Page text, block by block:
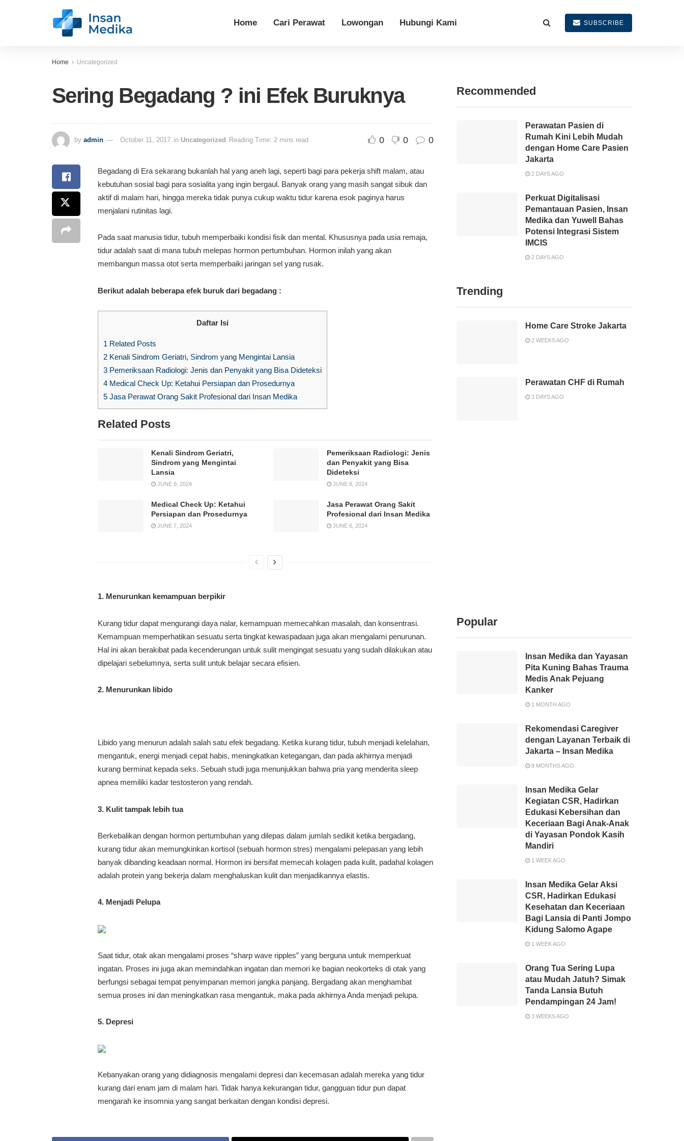
Home Cari Perawat Lowongan Hubungi Kami SUBSCRIBE
Home Uncategorized
Sering Begadang ? ini Efek Buruknya
by admin October 11, 2017 in Uncategorized Reading Time: 2 mins read 0 0 0
Begadang di Era sekarang bukanlah hal yang aneh lagi, seperti bagi para pekerja shift malam, atau
kebutuhan sosial bagi para sosialita yang ingin bergaul. Banyak orang yang masih sangat sibuk dan
aktif di malam hari, hingga mereka tidak punya cukup waktu tidur karena esok paginya harus
menjalani rutinitas lagi.
Pada saat manusia tidur, tubuh memperbaiki kondisi fisik dan mental. Khususnya pada usia remaja,
tidur adalah saat di mana tubuh melepas hormon pertumbuhan. Hormon inilah yang akan
membangun massa otot serta memperbaiki jaringan sel yang rusak.
Berikut adalah beberapa efek buruk dari begadang :
Daftar Isi
1 Related Posts
2 Kenali Sindrom Geriatri, Sindrom yang Mengintai Lansia
3 Pemeriksaan Radiologi: Jenis dan Penyakit yang Bisa Dideteksi
4 Medical Check Up: Ketahui Persiapan dan Prosedurnya
5 Jasa Perawat Orang Sakit Profesional dari Insan Medika
Related Posts
Kenali Sindrom Geriatri,
Sindrom yang Mengintai
Lansia
JUNE 9, 2024
Pemeriksaan Radiologi: Jenis
dan Penyakit yang Bisa
Dideteksi
JUNE 8, 2024
Medical Check Up: Ketahui
Persiapan dan Prosedurnya
JUNE 7, 2024
Jasa Perawat Orang Sakit
Profesional dari Insan Medika
JUNE 6, 2024
1. Menurunkan kemampuan berpikir
Kurang tidur dapat mengurangi daya nalar, kemampuan memecahkan masalah, dan konsentrasi.
Kemampuan memperhatikan sesuatu serta tingkat kewaspadaan juga akan mengalami penurunan.
Hal ini akan berakibat pada kecenderungan untuk sulit mengingat sesuatu yang sudah dilakukan atau
dipelajari sebelumnya, serta sulit untuk belajar secara efisien.
2. Menurunkan libido
Libido yang menurun adalah salah satu efek begadang. Ketika kurang tidur, tubuh menjadi kelelahan,
mengantuk, energi menjadi cepat habis, meningkatkan ketegangan, dan pada akhirnya menjadi
kurang berminat kepada seks. Sebuah studi juga menunjukkan bahwa pria yang menderita sleep
apnea memiliki kadar testosteron yang rendah.
3. Kulit tampak lebih tua
Berkebalikan dengan hormon pertumbuhan yang dilepas dalam jumlah sedikit ketika bergadang,
kurang tidur akan memungkinkan kortisol (sebuah hormon stres) mengalami pelepasan yang lebih
banyak dibanding keadaan normal. Hormon ini bersifat memecah kolagen pada kulit, padahal kolagen
adalah protein yang bekerja dalam menghaluskan kulit dan menjadikannya elastis.
4. Menjadi Pelupa
Saat tidur, otak akan mengalami proses “sharp wave ripples” yang berguna untuk memperkuat
ingatan. Proses ini juga akan memindahkan ingatan dan memori ke bagian neokorteks di otak yang
berfungsi sebagai tempat penyimpanan memori jangka panjang. Bergadang akan menghambat
semua proses ini dan meningkatkan rasa mengantuk, maka pada akhirnya Anda menjadi pelupa.
5. Depresi
Kebanyakan orang yang didiagnosis mengalami depresi dan kecemasan adalah mereka yang tidur
kurang dari enam jam di malam hari. Tidak hanya kekurangan tidur, gangguan tidur pun dapat
mengarah ke insomnia yang sangat berkaitan dengan kondisi depresi.
Recommended
Perawatan Pasien di
Rumah Kini Lebih Mudah
dengan Home Care Pasien
Jakarta
2 DAYS AGO
Perkuat Digitalisasi
Pemantauan Pasien, Insan
Medika dan Yuwell Bahas
Potensi Integrasi Sistem
IMCIS
2 DAYS AGO
Trending
Home Care Stroke Jakarta
2 WEEKS AGO
Perawatan CHF di Rumah
3 DAYS AGO
Popular
Insan Medika dan Yayasan
Pita Kuning Bahas Trauma
Medis Anak Pejuang
Kanker
1 MONTH AGO
Rekomendasi Caregiver
dengan Layanan Terbaik di
Jakarta – Insan Medika
8 MONTHS AGO
Insan Medika Gelar
Kegiatan CSR, Hadirkan
Edukasi Kebersihan dan
Keceriaan Bagi Anak-Anak
di Yayasan Pondok Kasih
Mandiri
1 WEEK AGO
Insan Medika Gelar Aksi
CSR, Hadirkan Edukasi
Kesehatan dan Keceriaan
Bagi Lansia di Panti Jompo
Kidung Salomo Agape
1 WEEK AGO
Orang Tua Sering Lupa
atau Mudah Jatuh? Simak
Tanda Lansia Butuh
Pendampingan 24 Jam!
3 WEEKS AGO